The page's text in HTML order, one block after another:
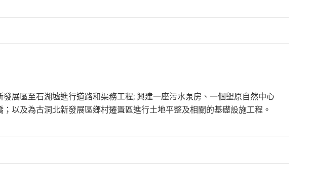
展區至石湖墟進行道路和渠務工程; 興建一座污水泵房、一個塱原自然中心
以及為古洞北新發展區鄉村遷置區進行土地平整及相關的基礎設施工程。